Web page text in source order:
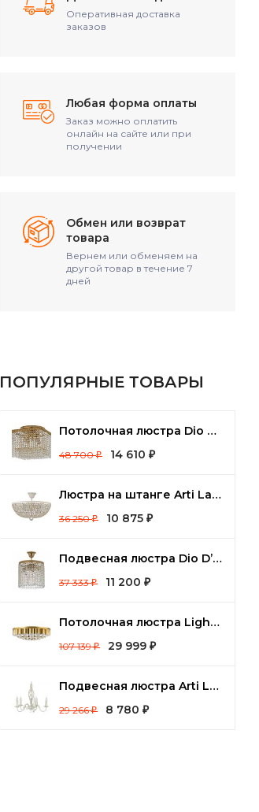
Оперативная доставка
заказов
Любая форма оплаты
Заказ можно оплатить
онлайн на сайте или при
получении
Обмен или возврат
товара
Вернем или обменяем на
другой товар в течение 7
дней
ПОПУЛЯРНЫЕ ТОВАРЫ
Потолочная люстра Dio D’Arte Cremono Cremono E 1.2.24.100 G
48 700₽ 14 610 ₽
Люстра на штанге Arti Lampadari Nobile Nobile E 1.3.40.100 WG
36 250₽ 10 875 ₽
Подвесная люстра Dio D’Arte Cremono Cremono E 1.2.25.100 G
37 333₽ 11 200 ₽
Потолочная люстра Lightstar Siena 720402
107 139₽ 29 999 ₽
Подвесная люстра Arti Lampadari Tortora Tortora E 1.1.5 CG
29 266₽ 8 780 ₽